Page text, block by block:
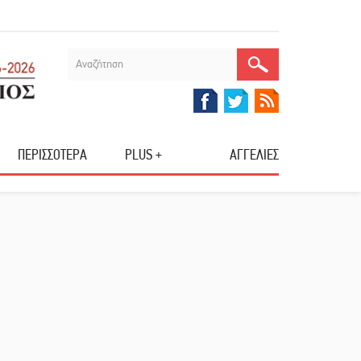
ΠΕΡΙΣΣΟΤΕΡΑ PLUS + ΑΓΓΕΛΙΕΣ